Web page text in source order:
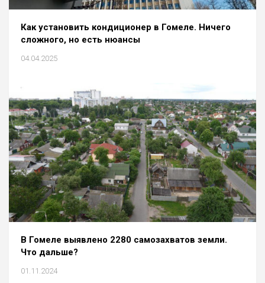
Как установить кондиционер в Гомеле. Ничего
сложного, но есть нюансы
04.04.2025
В Гомеле выявлено 2280 самозахватов земли.
Что дальше?
01.11.2024